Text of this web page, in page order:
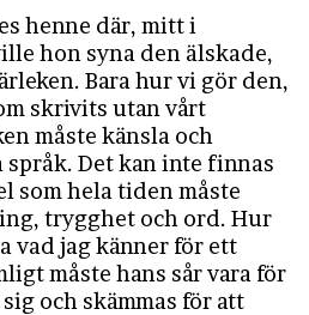
henne där, mitt i
hon syna den älskade,
Bara hur vi gör den,
skrivits utan vårt
måste känsla och
språk. Det kan inte finnas
som hela tiden måste
trygghet och ord. Hur
vad jag känner för ett
måste hans sår vara för
och skämmas för att